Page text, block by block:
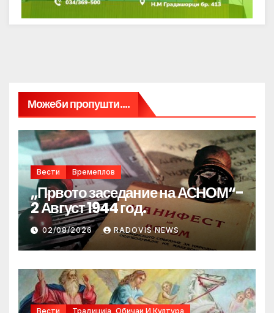
Можеби пропушти....
Вести Времеплов
„Првото заседание на АСНОМ“-
2 Август 1944 год.
02/08/2026 RADOVIS NEWS
Вести Традиција, Обичаи И Култура